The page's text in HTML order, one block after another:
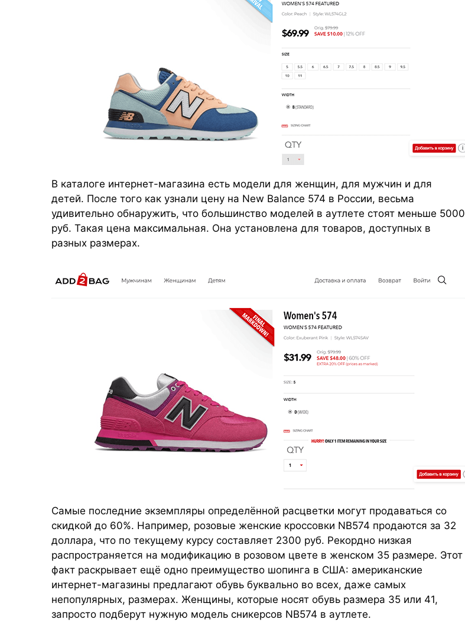
В каталоге интернет-магазина есть модели для женщин, для мужчин и для
детей. После того как узнали цену на New Balance 574 в России, весьма
удивительно обнаружить, что большинство моделей в аутлете стоят меньше 5000
руб. Такая цена максимальная. Она установлена для товаров, доступных в
разных размерах.
Самые последние экземпляры определённой расцветки могут продаваться со
скидкой до 60%. Например, розовые женские кроссовки NB574 продаются за 32
доллара, что по текущему курсу составляет 2300 руб. Рекордно низкая
распространяется на модификацию в розовом цвете в женском 35 размере. Этот
факт раскрывает ещё одно преимущество шопинга в США: американские
интернет-магазины предлагают обувь буквально во всех, даже самых
непопулярных, размерах. Женщины, которые носят обувь размера 35 или 41,
запросто подберут нужную модель сникерсов NB574 в аутлете.